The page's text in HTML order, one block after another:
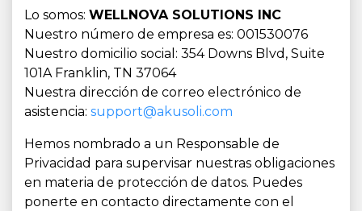
Lo somos: WELLNOVA SOLUTIONS INC
Nuestro número de empresa es: 001530076
Nuestro domicilio social: 354 Downs Blvd, Suite
101A Franklin, TN 37064
Nuestra dirección de correo electrónico de
asistencia: support@akusoli.com
Hemos nombrado a un Responsable de
Privacidad para supervisar nuestras obligaciones
en materia de protección de datos. Puedes
ponerte en contacto directamente con el